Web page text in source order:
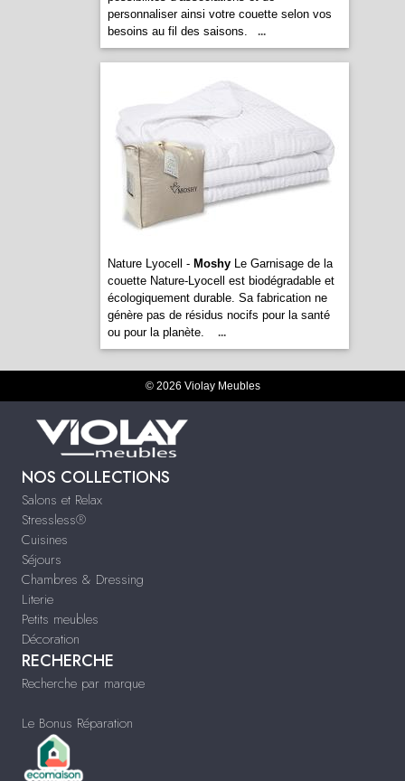
personnaliser ainsi votre couette selon vos
besoins au fil des saisons.
...
Nature Lyocell - MoshyLe Garnisage de la
couette Nature-Lyocell est biodégradable et
écologiquement durable. Sa fabrication ne
génère pas de résidus nocifs pour la santé
ou pour la planète.
...
© 2026 Violay Meubles
NOS COLLECTIONS
Salons et Relax
Stressless®
Cuisines
Séjours
Chambres & Dressing
Literie
Petits meubles
Décoration
RECHERCHE
Recherche par marque
Le Bonus Réparation